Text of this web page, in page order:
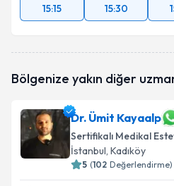
15:15
15:30
Bölgenize yakın diğer
Dr. Ümit Kayaalp
Sertifikalı Medikal
İstanbul, Kadıköy
5 (102 Değerlendirme)